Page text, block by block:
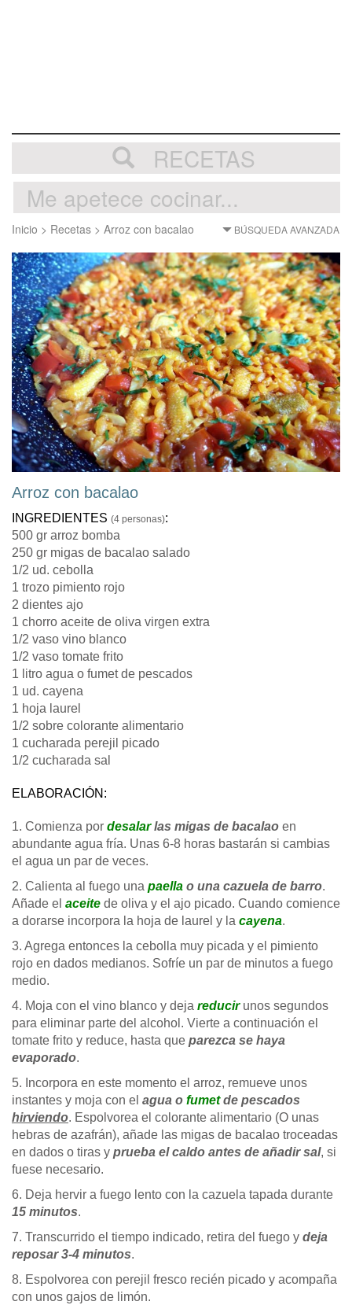
RECETAS
Inicio > Recetas > Arroz con bacalao BÚSQUEDA AVANZADA
Arroz con bacalao
INGREDIENTES (4 personas):
500 gr arroz bomba
250 gr migas de bacalao salado
1/2 ud. cebolla
1 trozo pimiento rojo
2 dientes ajo
1 chorro aceite de oliva virgen extra
1/2 vaso vino blanco
1/2 vaso tomate frito
1 litro agua o fumet de pescados
1 ud. cayena
1 hoja laurel
1/2 sobre colorante alimentario
1 cucharada perejil picado
1/2 cucharada sal
ELABORACIÓN:
1. Comienza por desalarlas migas de bacalao en
abundante agua fría. Unas 6-8 horas bastarán si cambias
el agua un par de veces.
2. Calienta al fuego una paella o una cazuela de barro.
Añade el aceite de oliva y el ajo picado. Cuando comience
a dorarse incorpora la hoja de laurel y la cayena.
3. Agrega entonces la cebolla muy picada y el pimiento
rojo en dados medianos. Sofríe un par de minutos a fuego
medio.
4. Moja con el vino blanco y deja reducirunos segundos
para eliminar parte del alcohol. Vierte a continuación el
tomate frito y reduce, hasta que parezca se haya
evaporado.
5. Incorpora en este momento el arroz, remueve unos
instantes y moja con el agua o fumetde pescados
hirviendo. Espolvorea el colorante alimentario (O unas
hebras de azafrán), añade las migas de bacalao troceadas
en dados o tiras y prueba el caldo antes de añadir sal, si
fuese necesario.
6. Deja hervir a fuego lento con la cazuela tapada durante
15 minutos.
7. Transcurrido el tiempo indicado, retira del fuego y deja
reposar 3-4 minutos.
8. Espolvorea con perejil fresco recién picado y acompaña
con unos gajos de limón.